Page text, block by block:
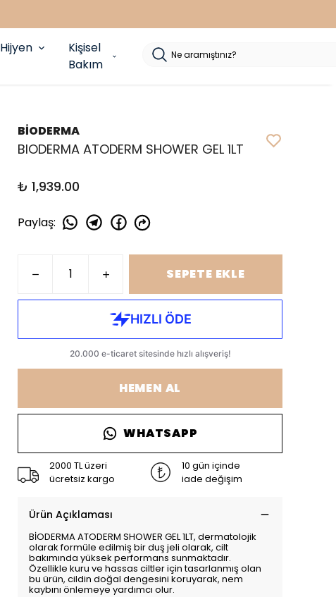
Hijyen
Kişisel
Bakım
BİODERMA
BIODERMA ATODERM SHOWER GEL 1LT
₺ 1,939.00
Paylaş:
SEPETE EKLE
HEMEN AL
WHATSAPP
2000 TL üzeri
ücretsiz kargo
10 gün içinde
iade değişim
Ürün Açıklaması
BİODERMA ATODERM SHOWER GEL 1LT, dermatolojik
olarak formüle edilmiş bir duş jeli olarak, cilt
bakımında yüksek performans sunmaktadır.
Özellikle kuru ve hassas ciltler için tasarlanmış olan
bu ürün, cildin doğal dengesini koruyarak, nem
kaybını önlemeye yardımcı olur.